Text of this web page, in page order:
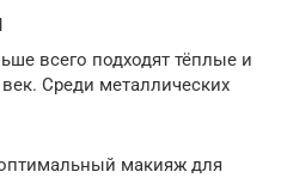
всего подходят тёплые и
Среди металлических
макияж для